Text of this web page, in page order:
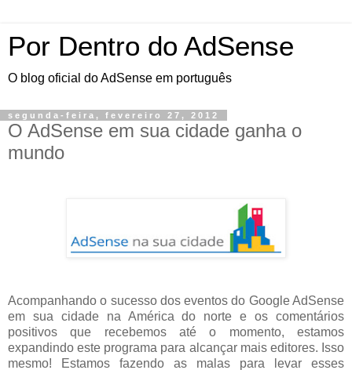
Por Dentro do AdSense
O blog oficial do AdSense em português
segunda-feira, fevereiro 27, 2012
O AdSense em sua cidade ganha o
mundo
Acompanhando o sucesso dos eventos do Google AdSense
em sua cidade na América do norte e os comentários
positivos que recebemos até o momento, estamos
expandindo este programa para alcançar mais editores. Isso
mesmo! Estamos fazendo as malas para levar esses